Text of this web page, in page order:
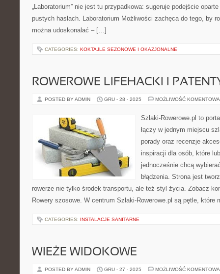
„Laboratorium” nie jest tu przypadkowa: sugeruje podejście
pustych hasłach. Laboratorium Możliwości zachęca do tego, by
można udoskonalać – […]
CATEGORIES: KOKTAJLE SEZONOWE I OKAZJONALNE
ROWEROWE LIFEHACKI I
POSTED BY ADMIN GRU - 28 - 2025 MOŻLIWOŚĆ
Szlaki-Rowerowe.pl to
łączy w jednym miejscu
porady oraz recenzje
inspiracji dla osób, które
jednocześnie chcą
błądzenia. Strona jest
rowerze nie tylko środek transportu, ale też styl życia. Zobacz
Rowery szosowe. W centrum Szlaki-Rowerowe.pl są pętle,
CATEGORIES: INSTALACJE SANITARNE
WIEŻE WIDOKOWE
POSTED BY ADMIN GRU - 27 - 2025 MOŻLIWOŚĆ